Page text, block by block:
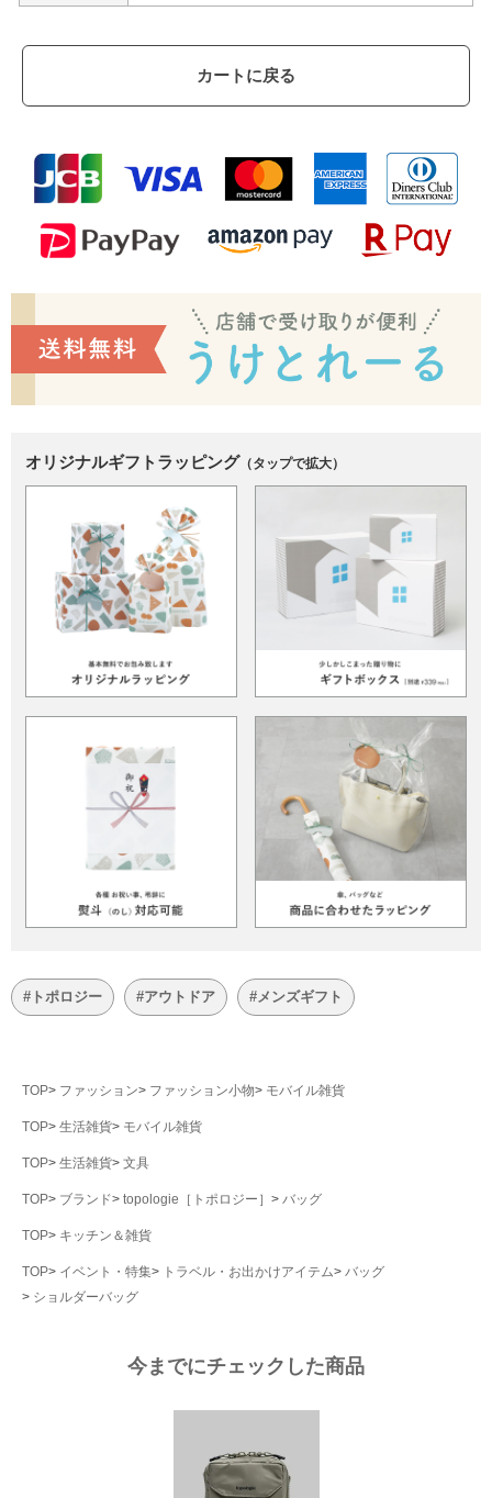
カートに戻る
オリジナルギフトラッピング （タップで拡大）
#トポロジー #アウトドア #メンズギフト
TOP ファッション ファッション小物 モバイル雑貨
TOP 生活雑貨 モバイル雑貨
TOP 生活雑貨 文具
TOP ブランド topologie［トポロジー］ バッグ
TOP キッチン＆雑貨
TOP イベント・特集 トラベル・お出かけアイテム
バッグ
ショルダーバッグ
今までにチェックした商品